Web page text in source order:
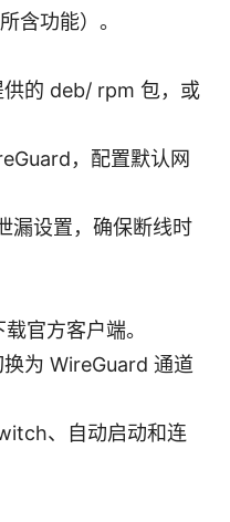
含功能）。
供的 deb/ rpm 包，或
，配置默认网
漏设置，确保断线时
官方客户端。
为 WireGuard 通道
、自动启动和连